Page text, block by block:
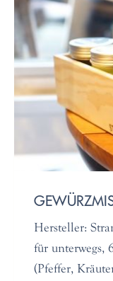
Hersteller:
für unterwegs,
(Pfeffer,